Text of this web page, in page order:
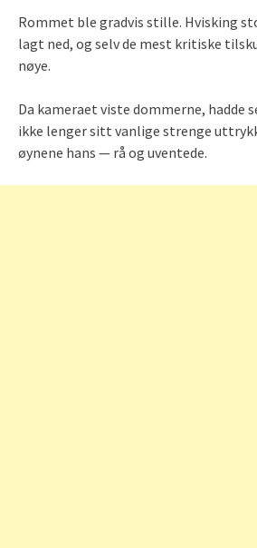
Rommet ble gradvis stille. Hvisking
lagt ned, og selv de mest kritiske
nøye.
Da kameraet viste dommerne, hadde
ikke lenger sitt vanlige strenge
øynene hans — rå og uventede.